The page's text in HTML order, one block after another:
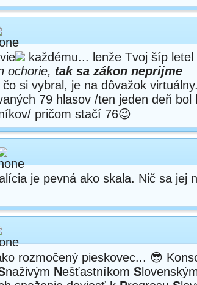
každému... lenže Tvoj šíp
ochorie, tak sa zákon neprijme
čo si vybral, je na dôvažok
79 hlasov /ten jeden deň
pričom stačí 76😉
je pevná ako skala. Nič sa jej
rozmočený pieskovec... 😎
naživým Nešťastníkom S